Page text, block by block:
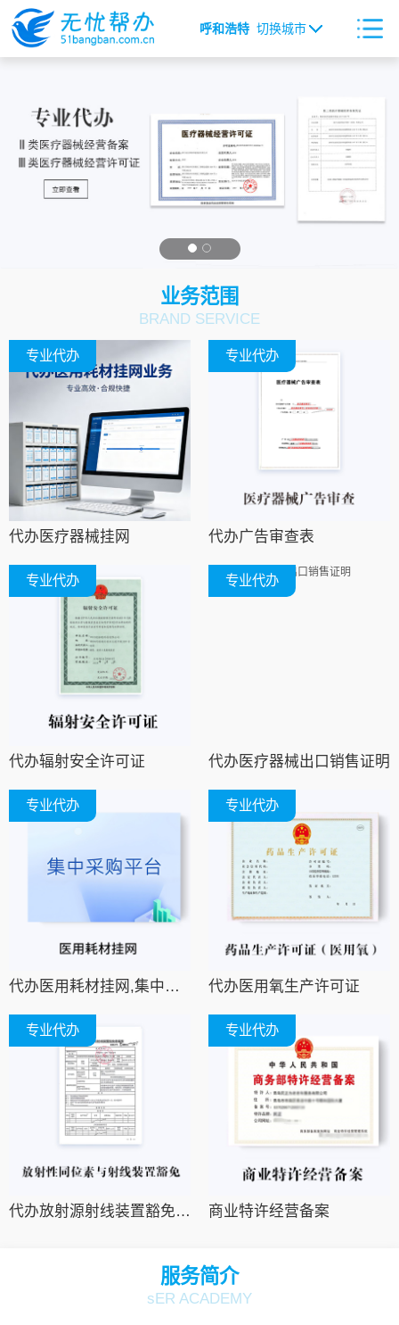
呼和浩特 切换城市
业务范围
BRAND SERVICE
专业代办
代办医疗器械挂网
专业代办
代办广告审查表
专业代办
代办辐射安全许可证
专业代办
代办医疗器械出口销售证明
专业代办
代办医用耗材挂网,集中采购平台挂网,招采平台挂网
专业代办
代办医用氧生产许可证
专业代办
代办放射源射线装置豁免备案
专业代办
商业特许经营备案
服务简介
sER ACADEMY